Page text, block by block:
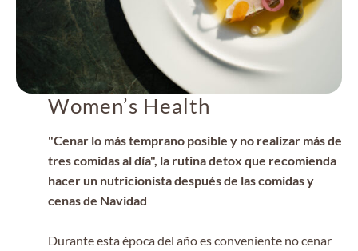
Women’s Health
"Cenar lo más temprano posible y no realizar más de
tres comidas al día", la rutina detox que recomienda
hacer un nutricionista después de las comidas y
cenas de Navidad
Durante esta época del año es conveniente no cenar